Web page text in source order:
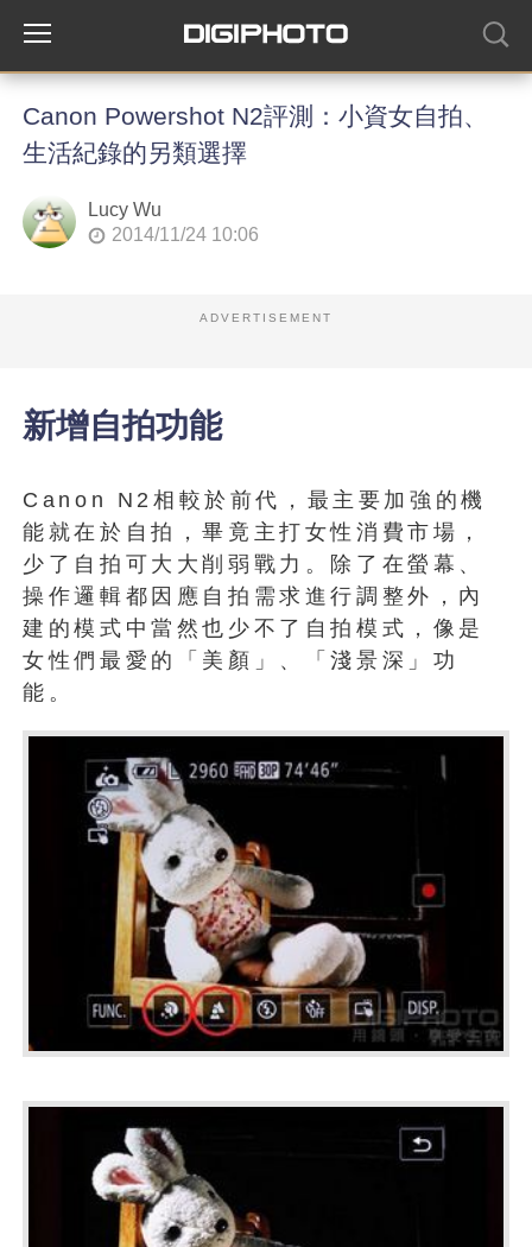
Canon Powershot N2評測：小資女自拍、
生活紀錄的另類選擇
Lucy Wu
2014/11/24 10:06
ADVERTISEMENT
新增自拍功能
Canon N2相較於前代，最主要加強的機
能就在於自拍，畢竟主打女性消費市場，
少了自拍可大大削弱戰力。除了在螢幕、
操作邏輯都因應自拍需求進行調整外，內
建的模式中當然也少不了自拍模式，像是
女性們最愛的「美顏」、「淺景深」功
能。